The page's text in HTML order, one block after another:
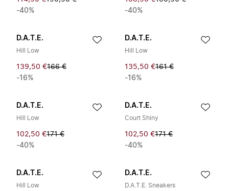
-40%
-40%
D.A.T.E.
Hill Low
139,50 €166 €
-16%
D.A.T.E.
Hill Low
135,50 €161 €
-16%
D.A.T.E.
Hill Low
102,50 €171 €
-40%
D.A.T.E.
Court Shiny
102,50 €171 €
-40%
D.A.T.E.
Hill Low
D.A.T.E.
D.A.T.E. Sneakers